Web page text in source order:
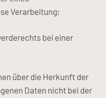
Verarbeitung;
bei einer
über die Herkunft der
Daten nicht bei der